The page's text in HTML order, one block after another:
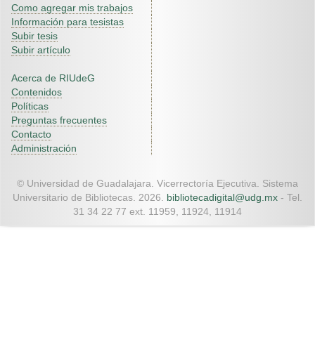
Como agregar mis trabajos
Información para tesistas
Subir tesis
Subir artículo
Acerca de RIUdeG
Contenidos
Políticas
Preguntas frecuentes
Contacto
Administración
© Universidad de Guadalajara. Vicerrectoría Ejecutiva. Sistema
Universitario de Bibliotecas. 2026. bibliotecadigital@udg.mx - Tel.
31 34 22 77 ext. 11959, 11924, 11914